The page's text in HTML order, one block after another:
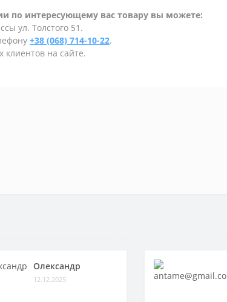
по интересующему вас товару вы можете:
ул. Толстого 51.
+38 (068) 714-10-22.
клиентов на сайте.
Олександр
12.12.2025